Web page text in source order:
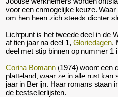
voor een onmogelijke keuze.
om hen heen zich steeds dichter
Lichtpunt is het tweede deel in de
af tien jaar na deel 1, Gloriedagen.
deel met stip binnen op nummer 1
Corina Bomann (1974) woont een
platteland, waar ze in alle rust kan
jaar in Berlijn. Haar romans staan
de bestsellerlijsten.